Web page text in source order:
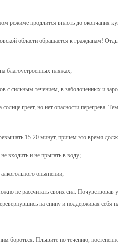
режиме продлится вплоть до окончания
области обращается к гражданам!
благоустроенных пляжах;
с сильным течением, в заболоченных и
греет, но нет опасности перегрева.
15-20 минут, причем это время
входить и не прыгать в воду;
опьянении;
не рассчитать своих сил.
на спину и поддерживая себя
бороться. Плывите по течению,